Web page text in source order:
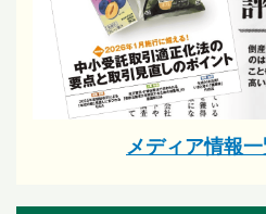
メディア情報